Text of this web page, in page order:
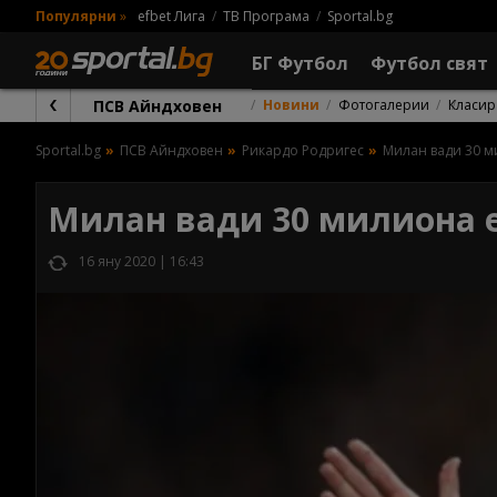
Популярни » efbet Лига ТВ Програма Sportal.bg
БГ Футбол Футбол свят
ПСВ Айндховен Новини Фотогалерии
Sportal.bg ПСВ Айндховен Рикардо Родригес Милан вади 30
Милан вади 30 милиона
16 яну 2020 | 16:43